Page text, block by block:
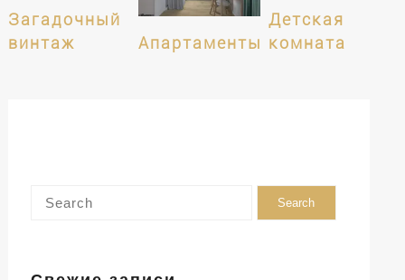
Загадочный
винтаж
Апартаменты
Детская
комната